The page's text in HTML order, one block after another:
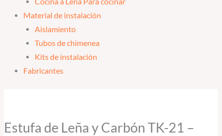
Material de instalación
Aislamiento
Tubos de chimenea
Kits de instalación
Fabricantes
Estufa de Leña y Carbón TK-21 –
de
Leña